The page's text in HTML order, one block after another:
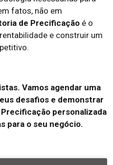
fatos, não em
de Precificação é o
e construir um
Vamos agendar uma
desafios e demonstrar
personalizada
para o seu negócio.